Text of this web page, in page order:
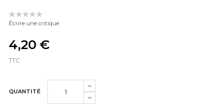
Écrire une critique
4,20 €
TTC
QUANTITÉ